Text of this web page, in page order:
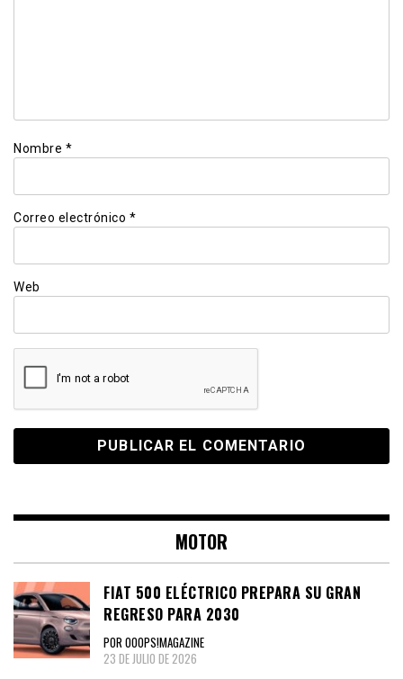
Nombre *
Correo electrónico *
Web
MOTOR
FIAT 500 ELÉCTRICO PREPARA SU GRAN
REGRESO PARA 2030
POR OOOPS!MAGAZINE
23 DE JULIO DE 2026